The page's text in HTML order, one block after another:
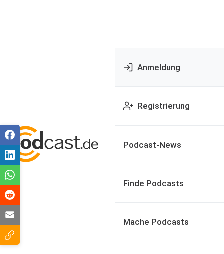
Anmeldung
Registrierung
Podcast-News
Finde Podcasts
Mache Podcasts